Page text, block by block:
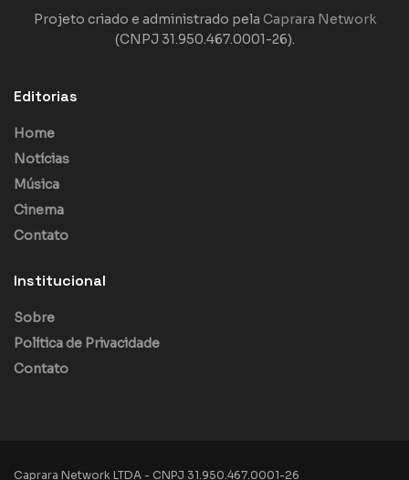
Projeto criado e administrado pela Caprara Network
(CNPJ 31.950.467.0001-26).
Editorias
Home
Notícias
Música
Cinema
Contato
Institucional
Sobre
Política de Privacidade
Contato
Caprara Network LTDA - CNPJ 31.950.467.0001-26